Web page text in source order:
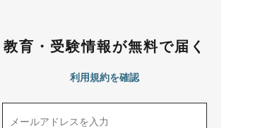
教育・受験情報が無料で届く
利用規約を確認